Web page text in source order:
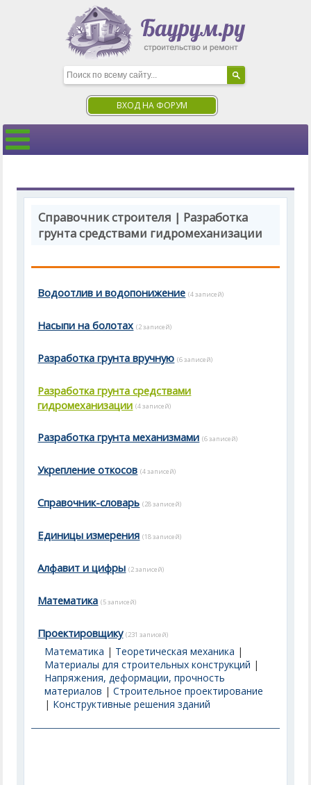
ВХОД НА ФОРУМ
Справочник строителя | Разработка
грунта средствами гидромеханизации
Водоотлив и водопонижение (4 записей)
Насыпи на болотах (2 записей)
Разработка грунта вручную (6 записей)
Разработка грунта средствами
гидромеханизации (4 записей)
Разработка грунта механизмами (6 записей)
Укрепление откосов (4 записей)
Справочник-словарь (28 записей)
Единицы измерения (18 записей)
Алфавит и цифры (2 записей)
Математика (5 записей)
Проектировщику (231 записей)
Математика | Теоретическая механика |
Материалы для строительных конструкций |
Напряжения, деформации, прочность
материалов |Строительное проектирование
| Конструктивные решения зданий